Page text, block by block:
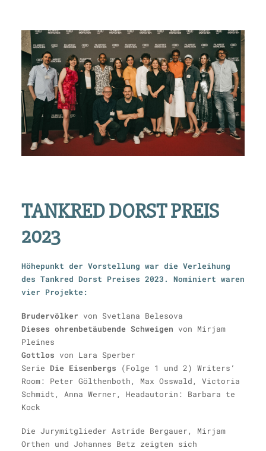
TANKRED DORST PREIS
2023
Höhepunkt der Vorstellung war die Verleihung
des Tankred Dorst Preises 2023. Nominiert waren
vier Projekte:
Brudervölker von Svetlana Belesova
Dieses ohrenbetäubende Schweigen von Mirjam
Pleines
Gottlos von Lara Sperber
Serie Die Eisenbergs (Folge 1 und 2) Writers‘
Room: Peter Gölthenboth, Max Osswald, Victoria
Schmidt, Anna Werner, Headautorin: Barbara te
Kock
Die Jurymitglieder Astride Bergauer, Mirjam
Orthen und Johannes Betz zeigten sich